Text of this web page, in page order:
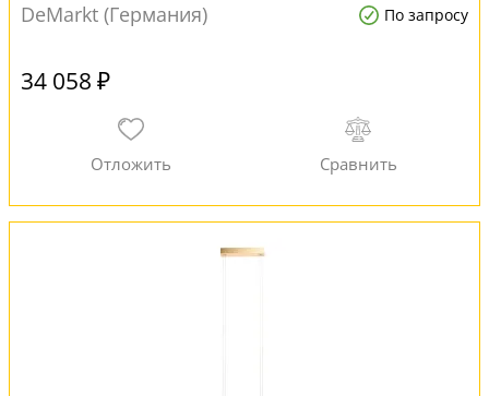
DeMarkt (Германия) По запросу
34 058 ₽